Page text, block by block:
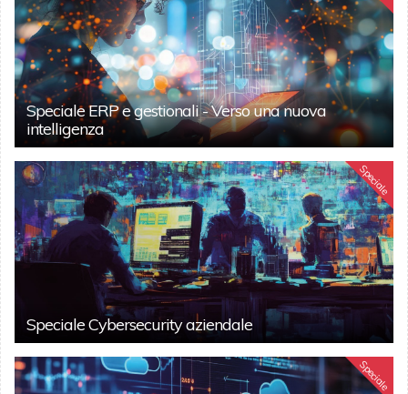
Speciale ERP e gestionali - Verso una nuova
intelligenza
Speciale
Speciale Cybersecurity aziendale
Speciale